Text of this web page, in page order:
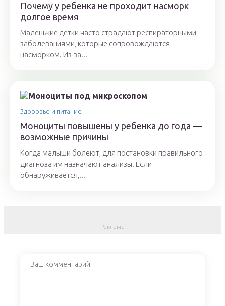
Почему у ребенка не проходит насморк
долгое время
Маленькие детки часто страдают респираторными
заболеваниями, которые сопровождаются
насморком. Из-за...
Здоровье и питание
Моноциты повышены у ребенка до года —
возможные причины
Когда малыши болеют, для постановки правильного
диагноза им назначают анализы. Если
обнаруживается,...